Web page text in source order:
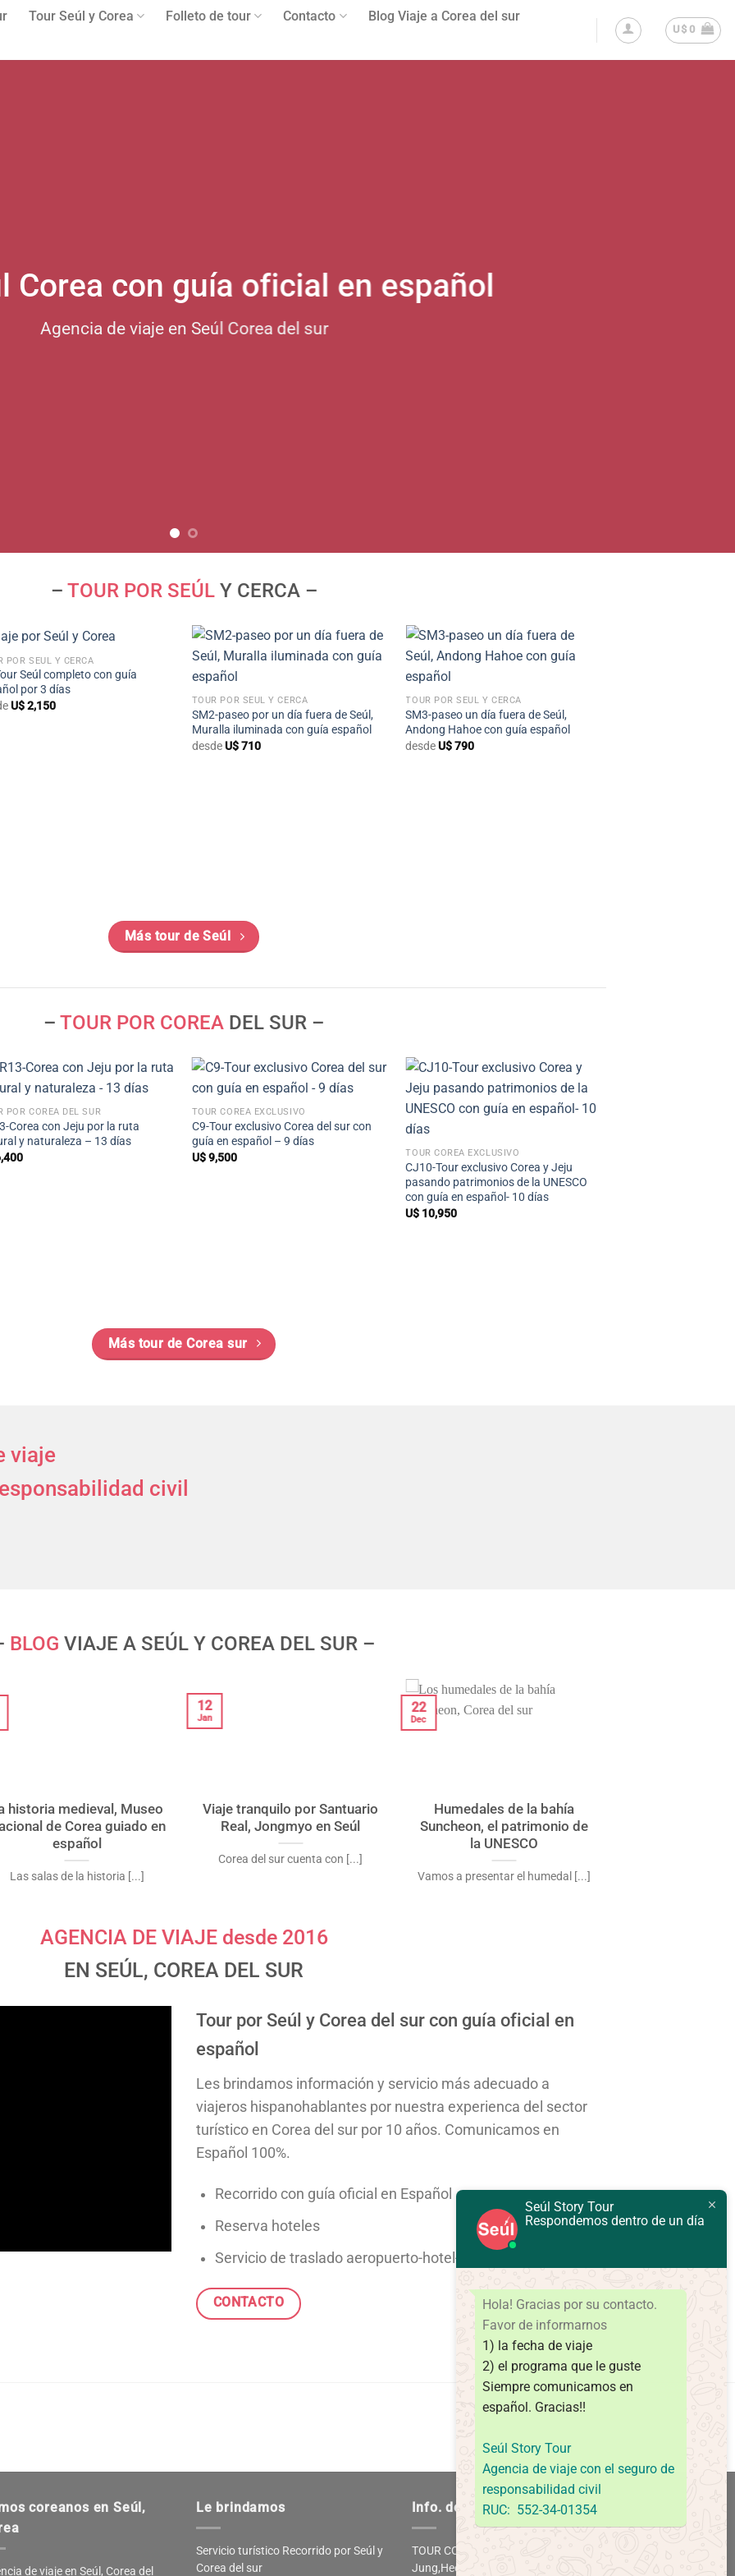
Tour Seúl y Corea Folleto de tour Contacto Blog Viaje a Corea del sur
U$0
Corea con guía oficial en español
Agencia de viaje en Seúl Corea del sur
– TOUR POR SEÚL Y CERCA –
POR SEÚL Y CERCA
Seúl completo con guía
por 3 días
U$2,150 TOUR POR SEÚL Y CERCA
SM2-paseo por un día fuera de Seúl,
Muralla iluminada con guía español
desdeU$710
TOUR POR SEÚL Y CERCA
SM3-paseo un día fuera de Seúl,
Andong Hahoe con guía español
desde U$790
Más tour de Seúl
– TOUR POR COREA DEL SUR –
POR COREA DEL SUR
Corea con Jeju por la ruta
y naturaleza – 13 días
TOUR COREA EXCLUSIVO
C9-Tour exclusivo Corea del sur con
guía en español – 9 días
U$9,500 TOUR COREA EXCLUSIVO
CJ10-Tour exclusivo Corea y Jeju
pasando patrimonios de la UNESCO
con guía en español- 10 días
U$ 10,950
Más tour de Corea sur
viaje
civil
BLOG VIAJE A SEÚL Y COREA DEL SUR –
historia medieval, Museo
de Corea guiado en
español
Las salas de la historia [...]
Viaje tranquilo por Santuario
Real, Jongmyo en Seúl
Corea del sur cuenta con [...]
12
Jan
Humedales de la bahía
Suncheon, el patrimonio de
la UNESCO
Vamos a presentar el humedal [...]
22
Dec
AGENCIA DE VIAJE desde 2016
EN SEÚL, COREA DEL SUR
Tour por Seúl y Corea del sur con guía oficial en
español
Les brindamos información y servicio más adecuado a
viajeros hispanohablantes por nuestra experienca del sector
turístico en Corea del sur por 10 años. Comunicamos en
Español 100%.
Recorrido con guía oficial en Español
Reserva hoteles
Servicio de traslado aeropuerto-hotel-aeropuerto
CONTACTO
coreanos en Seúl,
de viaje en Seúl, Corea del
Le brindamos
Servicio turístico Recorrido por Seúl y
Corea del sur
Info. de empresa
TOUR COREA
Jung,HeeKyoung
Seúl Story Tour
Respondemos dentro de un día
Hola! Gracias por su contacto.
Favor de informarnos
1) la fecha de viaje
2) el programa que le guste
Siempre comunicamos en
español. Gracias!!
Seúl Story Tour
Agencia de viaje con el seguro de
responsabilidad civil
RUC: 552-34-01354